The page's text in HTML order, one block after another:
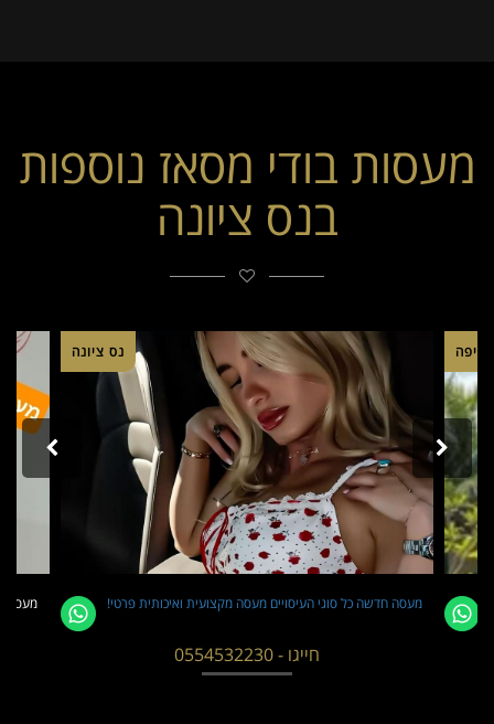
מעסות בודי מסאז נוספות
בנס ציונה
חיפה נס ציונה
מעסה חדשה כל סוגי העיסויים מעסה מקצועית ואיכותית פרטי!
חייגו - 0554532230
מעסה